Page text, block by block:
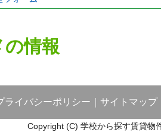
情報
ライバシーポリシー サイトマップ
Copyright (C) 学校から探す賃貸物